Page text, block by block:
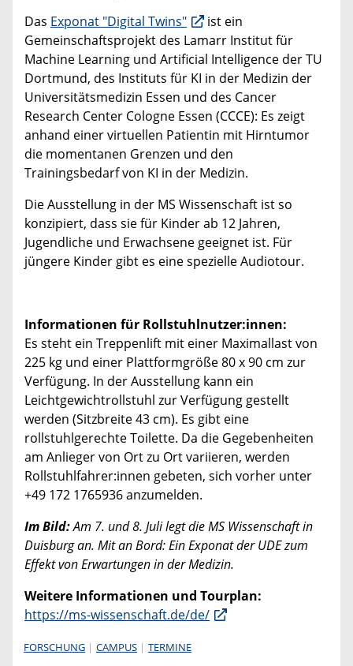
Das Exponat "Digital Twins"
ist ein
Gemeinschaftsprojekt des Lamarr Institut für
Machine Learning und Artificial Intelligence der TU
Dortmund, des Instituts für KI in der Medizin der
Universitätsmedizin Essen und des Cancer
Research Center Cologne Essen (CCCE): Es zeigt
anhand einer virtuellen Patientin mit Hirntumor
die momentanen Grenzen und den
Trainingsbedarf von KI in der Medizin.
Die Ausstellung in der MS Wissenschaft ist so
konzipiert, dass sie für Kinder ab 12 Jahren,
Jugendliche und Erwachsene geeignet ist. Für
jüngere Kinder gibt es eine spezielle Audiotour.
Informationen für Rollstuhlnutzer:innen:
Es steht ein Treppenlift mit einer Maximallast von
225 kg und einer Plattformgröße 80 x 90 cm zur
Verfügung. In der Ausstellung kann ein
Leichtgewichtrollstuhl zur Verfügung gestellt
werden (Sitzbreite 43 cm). Es gibt eine
rollstuhlgerechte Toilette. Da die Gegebenheiten
am Anlieger von Ort zu Ort variieren, werden
Rollstuhlfahrer:innen gebeten, sich vorher unter
+49 172 1765936 anzumelden.
Im Bild:Am 7. und 8. Juli legt die MS Wissenschaft in
Duisburg an. Mit an Bord: Ein Exponat der UDE zum
Effekt von Erwartungen in der Medizin.
Weitere Informationen und Tourplan:
https://ms-wissenschaft.de/de/
FORSCHUNG CAMPUS TERMINE